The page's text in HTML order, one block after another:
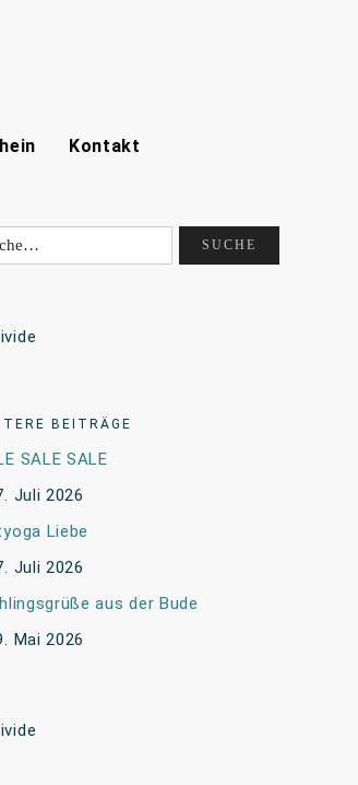
Kontakt
BEITRÄGE
SALE SALE
Juli 2026
Liebe
Juli 2026
aus der Bude
Mai 2026